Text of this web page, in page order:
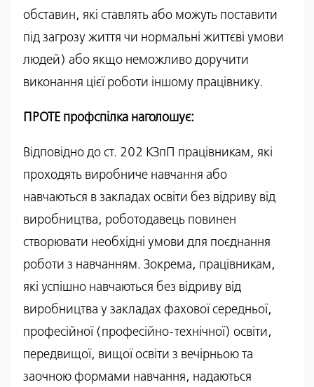
обставин, які ставлять або можуть поставити
під загрозу життя чи нормальні життєві умови
людей) або якщо неможливо доручити
виконання цієї роботи іншому працівнику.
ПРОТЕ профспілка наголошує:
Відповідно до ст. 202 КЗпП працівникам, які
проходять виробниче навчання або
навчаються в закладах освіти без відриву від
виробництва, роботодавець повинен
створювати необхідні умови для поєднання
роботи з навчанням. Зокрема, працівникам,
які успішно навчаються без відриву від
виробництва у закладах фахової середньої,
професійної (професійно-технічної) освіти,
передвищої, вищої освіти з вечірньою та
заочною формами навчання, надаються